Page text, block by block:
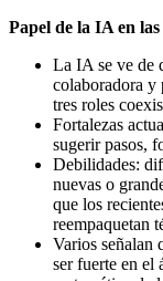
Papel de la IA en
La IA se ve de
colaboradora y
tres roles
Fortalezas
sugerir pasos,
Debilidades:
nuevas o
que los
reempaquetan
Varios señalan
ser fuerte en el